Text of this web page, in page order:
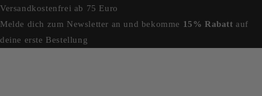
Versandkostenfrei ab 75 Euro
Melde dich zum Newsletter an und bekomme 15% Rabatt auf
deine erste Bestellung